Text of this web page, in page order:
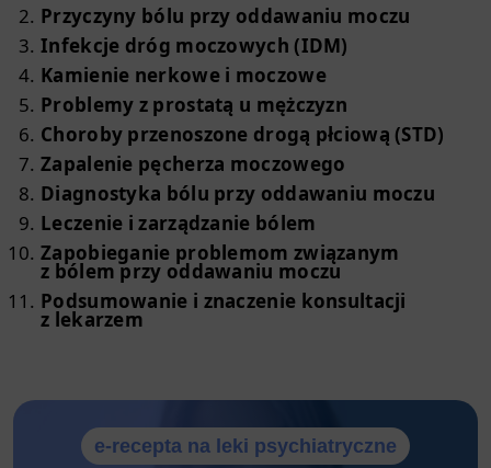
Przyczyny bólu przy oddawaniu moczu
Infekcje dróg moczowych (IDM)
Kamienie nerkowe i moczowe
Problemy z prostatą u mężczyzn
Choroby przenoszone drogą płciową (STD)
Zapalenie pęcherza moczowego
Diagnostyka bólu przy oddawaniu moczu
Leczenie i zarządzanie bólem
Zapobieganie problemom związanym
z bólem przy oddawaniu moczu
Podsumowanie i znaczenie konsultacji
z lekarzem
e-recepta na leki psychiatryczne